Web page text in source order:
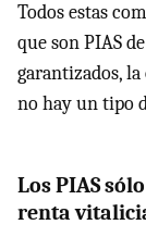
Todos estas
que son PIAS
garantizados, la
no hay un tipo
Los PIAS
renta